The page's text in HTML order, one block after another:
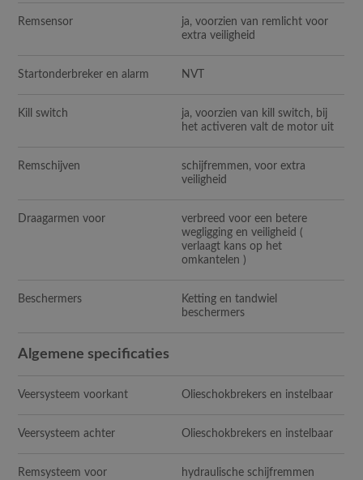
Remsensor
ja, voorzien van remlicht voor
extra veiligheid
Startonderbreker en alarm NVT
Kill switch
ja, voorzien van kill switch, bij
het activeren valt de motor uit
Remschijven
schijfremmen, voor extra
veiligheid
Draagarmen voor
verbreed voor een betere
wegligging en veiligheid (
verlaagt kans op het
omkantelen )
Beschermers
Ketting en tandwiel
beschermers
Algemene specificaties
Veersysteem voorkant Olieschokbrekers en instelbaar
Veersysteem achter Olieschokbrekers en instelbaar
Remsysteem voor
hydraulische schijfremmen